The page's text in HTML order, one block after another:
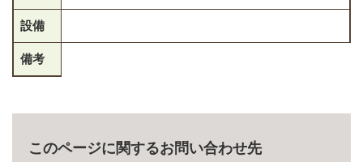
設備
備考
このページに関するお問い合わせ先